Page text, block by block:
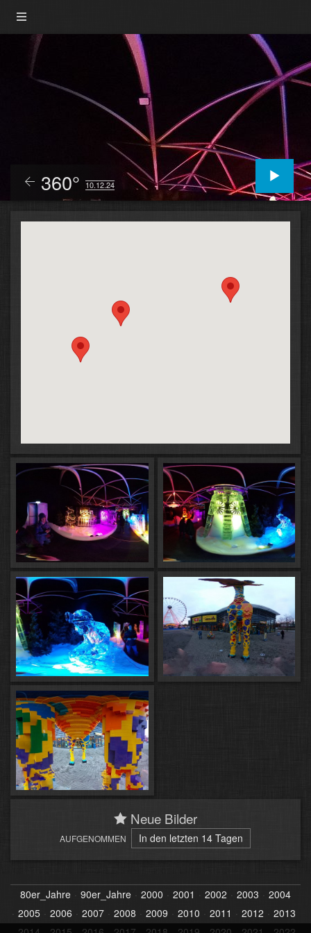
360° 10.12.24
Neue Bilder
AUFGENOMMEN In den letzten 14 Tagen
80er_Jahre 90er_Jahre 2000 2001 2002 2003
2004
2005
2006 2007 2008 2009 2010 2011 2012
2013